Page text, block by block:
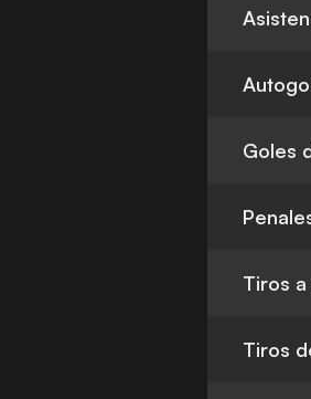
Goles
Tiros
Tiros